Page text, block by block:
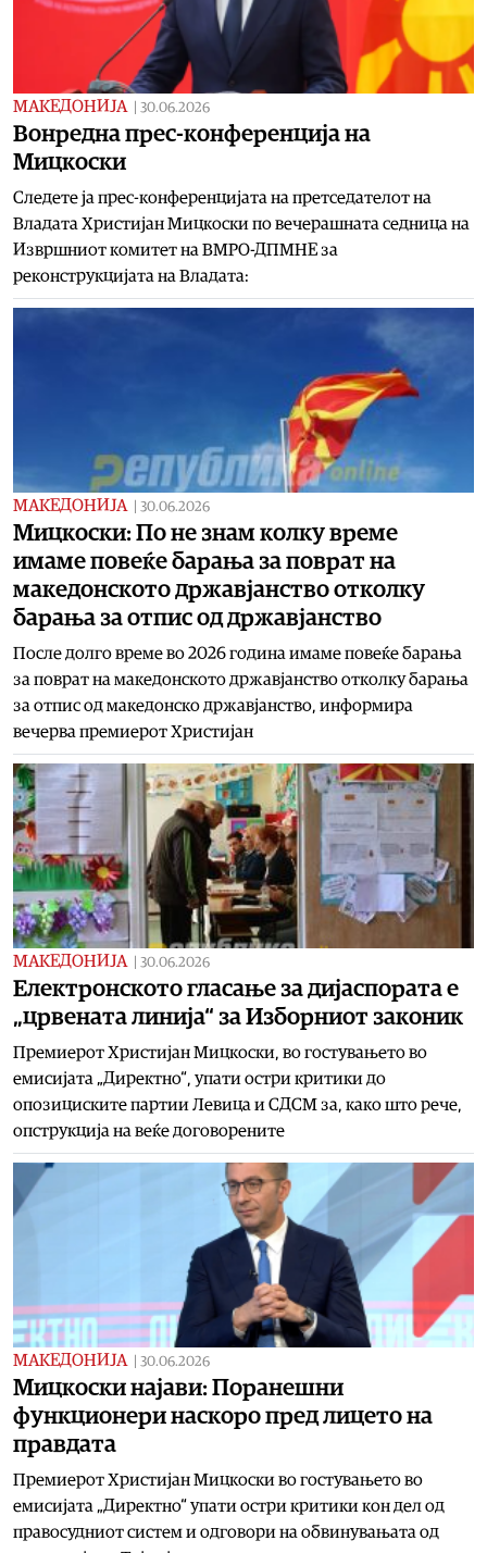
МАКЕДОНИЈА 30.06.2026
Вонредна прес-конференција на
Мицкоски
Следете ја прес-конференцијата на претседателот на
Владата Христијан Мицкоски по вечерашната седница на
Извршниот комитет на ВМРО-ДПМНЕ за
реконструкцијата на Владата:
МАКЕДОНИЈА 30.06.2026
Мицкоски: По не знам колку време
имаме повеќе барања за поврат на
македонското државјанство отколку
барања за отпис од државјанство
После долго време во 2026 година имаме повеќе барања
за поврат на македонското државјанство отколку барања
за отпис од македонско државјанство, информира
вечерва премиерот Христијан
МАКЕДОНИЈА 30.06.2026
Електронското гласање за дијаспората е
„црвената линија“ за Изборниот законик
Премиерот Христијан Мицкоски, во гостувањето во
емисијата „Директно“, упати остри критики до
опозициските партии Левица и СДСМ за, како што рече,
опструкција на веќе договорените
МАКЕДОНИЈА 30.06.2026
Мицкоски најави: Поранешни
функционери наскоро пред лицето на
правдата
Премиерот Христијан Мицкоски во гостувањето во
емисијата „Директно“ упати остри критики кон дел од
правосудниот систем и одговори на обвинувањата од